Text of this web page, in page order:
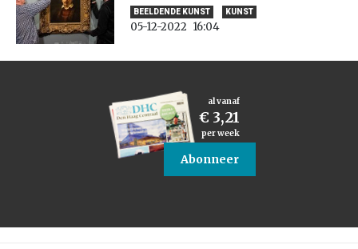
BEELDENDE KUNST KUNST
05-12-2022 16:04
al vanaf
€ 3,21
per week
Abonneer